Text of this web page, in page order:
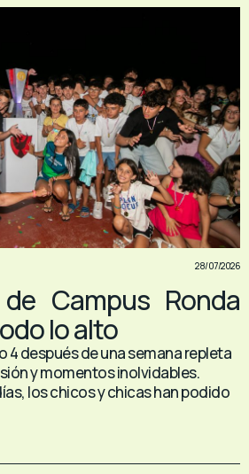
28/07/2026
Campus Ronda
lo alto
4 después de una semana repleta
y momentos inolvidables.
los chicos y chicas han podido